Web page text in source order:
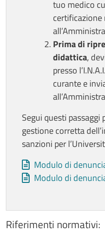
tuo medico
certificazione
Prima di
didattica,
presso
curante e
Segui questi passaggi
gestione corretta
sanzioni per
Allegati
Document
Modulo di
Document
Modulo di
Riferimenti normativi: